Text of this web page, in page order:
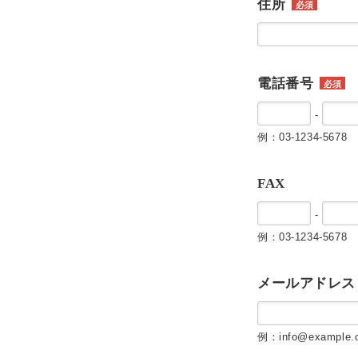
住所 必須
電話番号 必須
-
例：03-1234-5678
FAX
-
例：03-1234-5678
メールアドレス
例：